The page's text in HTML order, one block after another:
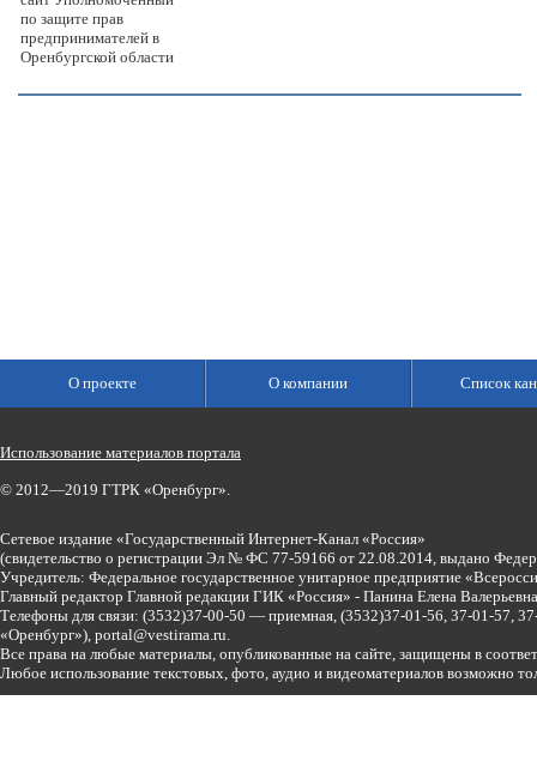
по защите прав
предпринимателей в
Оренбургской области
О проекте О компании Список
Использование материалов портала
© 2012—2019 ГТРК «Оренбург».
Сетевое издание «Государственный Интернет-Канал «Россия»
(свидетельство о регистрации Эл № ФС 77-59166 от 22.08.2014, выдано
Учредитель: Федеральное государственное унитарное предприятие
Главный редактор Главной редакции ГИК «Россия» - Панина Елена
Телефоны для связи: (3532)37-00-50 — приемная, (3532)37-01-56, 37-01-57,
«Оренбург»), portal@vestirama.ru.
Все права на любые материалы, опубликованные на сайте, защищены в
Любое использование текстовых, фото, аудио и видеоматериалов возможно